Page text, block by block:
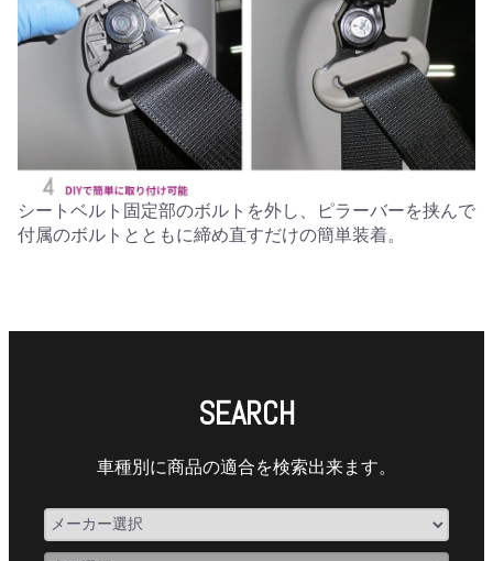
シートベルト固定部のボルトを外し、ピラーバーを挟んで
付属のボルトとともに締め直すだけの簡単装着。
SEARCH
車種別に商品の適合を検索出来ます。